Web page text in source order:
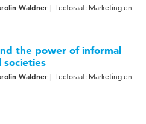
Waldner
Lectoraat: Marketing en
the power of informal
societies
Waldner
Lectoraat: Marketing en